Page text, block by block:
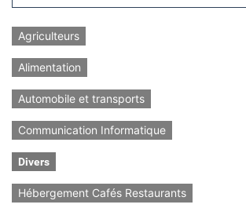
Agriculteurs
Alimentation
Automobile et transports
Communication Informatique
Divers
Hébergement Cafés Restaurants